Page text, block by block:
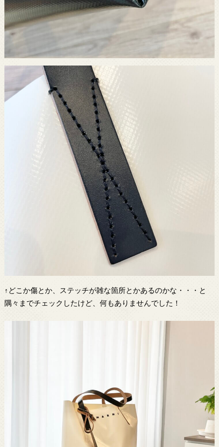
↑どこか傷とか、ステッチが雑な箇所とかあるのかな・・・と
隅々までチェックしたけど、何もありませんでした！